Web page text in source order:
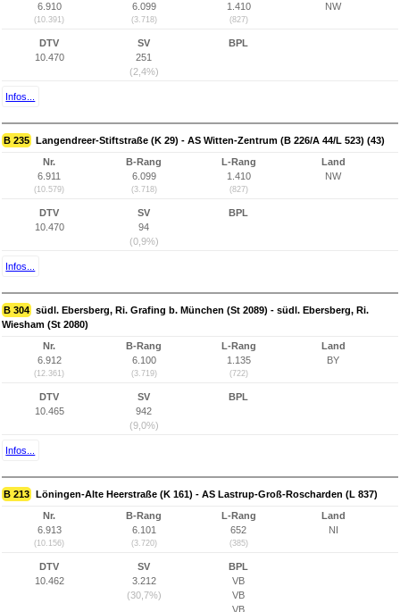
6.910
(10.391)
6.099
(3.718)
1.410
(827)
NW
DTV
10.470
SV
251
(2,4%)
BPL
Infos...
B 235 Langendreer-Stiftstraße (K 29) - AS Witten-Zentrum (B 226/A 44/L 523) (43)
Nr.
6.911
(10.579)
B-Rang
6.099
(3.718)
L-Rang
1.410
(827)
Land
NW
DTV
10.470
SV
94
(0,9%)
BPL
Infos...
B 304 südl. Ebersberg, Ri. Grafing b. München (St 2089) - südl. Ebersberg, Ri.
Wiesham (St 2080)
Nr.
6.912
(12.361)
B-Rang
6.100
(3.719)
L-Rang
1.135
(722)
Land
BY
DTV
10.465
SV
942
(9,0%)
BPL
Infos...
B 213 Löningen-Alte Heerstraße (K 161) - AS Lastrup-Groß-Roscharden (L 837)
Nr.
6.913
(10.156)
B-Rang
6.101
(3.720)
L-Rang
652
(385)
Land
NI
DTV
10.462
SV
3.212
(30,7%)
BPL
VB
VB
VB